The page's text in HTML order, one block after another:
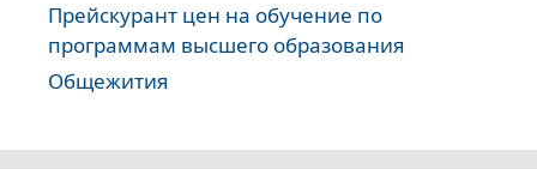
Прейскурант цен на обучение по
программам высшего образования
Общежития